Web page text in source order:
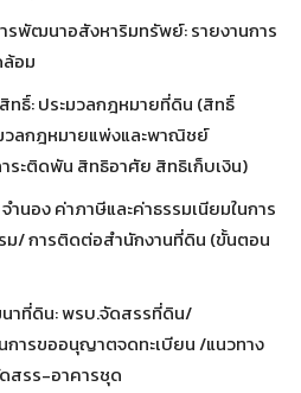
พัฒนาอสังหาริมทรัพย์: รายงานการ
ล้อม
ทธิ์: ประมวลกฎหมายที่ดิน (สิทธิ์
วลกฎหมายแพ่งและพาณิชย์
ระติดพัน สิทธิอาศัย สิทธิเก็บเงิน)
นอง ค่าภาษีและค่าธรรมเนียมในการ
ม/ การติดต่อสำนักงานที่ดิน (ขั้นตอน
าที่ดิน: พรบ.จัดสรรที่ดิน/
ารขออนุญาตจดทะเบียน /แนวทาง
สรร-อาคารชุด